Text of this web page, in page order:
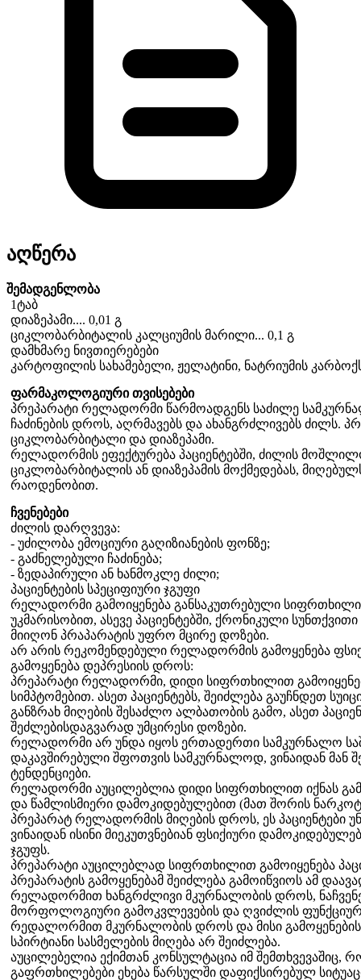
აღწერა
შემადგენლობა
1ტაბ
დიაზეპამი.... 0,01 გ
ციკლობარბიტალის კალციუმის მარილი... 0,1 გ
დამხმარე ნივთიერებები
კარტოფილის სახამებელი, ჟელატინი, ნატრიუმის
ფარმაკოლოგიური თვისებები
პრეპარატი რელადორმი წარმოადგენს საძილე
ჩაძინების დროს, აღრმავებს და ახანგრძლივებს ძილს.
ციკლობარბიტალი და დიაზეპამი.
რელადორმის ეფექტურება პაციენტებში, ძილის
ციკლობარბიტალის ან დიაზეპამის მოქმედებას,
რაოდენობით.
ჩვენებები
ძილის დარღვევა:
- უძილობა ემოციური გაღიზიანების ფონზე;
- გაძნელებული ჩაძინება;
- ზედაპირული ან ხანმოკლე ძილი;
პაციენტების სპეციფიური ჯგუფი
რელადორმი გამოიყენება განსაკუთრებული
უკმარისობით, ასევე პაციენტებში, ქრონიკული
მიიღონ პრაპარატის უფრო მცირე დოზები.
არ არის რეკომენდებული რელადორმის გამოყენება
გამოყენება დეპრესიის დროს:
პრეპარატი რელადორმი, დიდი სიფრთხილით
სიმპტომებით. ასეთ პაციენტებს, შეიძლება გაუჩნდეთ
განზრახ მიღების შესაძლო ალბათობის გამო, ასეთ
შეძლებისდაგვარად უმცირესი დოზები.
რელადორმი არ უნდა იყოს ერთადერთი სამკურნალო
დაკავშირებული შფოთვის სამკურნალოდ, ვინაიდან მან
ტენდენციები.
რელადორმი აუცილებლია დიდი სიფრთხილით იქნას
და წამლისმიერი დამოკიდებულებით (მათ შორის
პრეპარატ რელადორმის მიღების დროს, ეს პაციენტები
ვინაიდან ისინი მიეკუთვნებიან ფსიქიური
ჯგუფს.
პრეპარატი აუცილებლად სიფრთხილით გამოიყენება
პრეპარატის გამოყენებამ შეიძლება გამოიწვიოს ამ
რელადორმით ხანგრძლივი მკურნალობის დროს,
მორფოლოგიური გამოკვლევების და ღვიძლის ფუნქციური
რედალორმით მკურნალობის დროს და მისი გამოყენების
სპირტიანი სასმელების მიღება არ შეიძლება.
აუცილებელია ექიმთან კონსულტაცია იმ შემთხვევაშიც,
გაფრთხილებები ეხება წარსულში დაფიქსირებულ